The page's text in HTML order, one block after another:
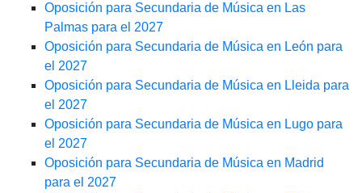
Oposición para Secundaria de Música en Las
Palmas para el 2027
Oposición para Secundaria de Música en León para
el 2027
Oposición para Secundaria de Música en Lleida para
el 2027
Oposición para Secundaria de Música en Lugo para
el 2027
Oposición para Secundaria de Música en Madrid
para el 2027